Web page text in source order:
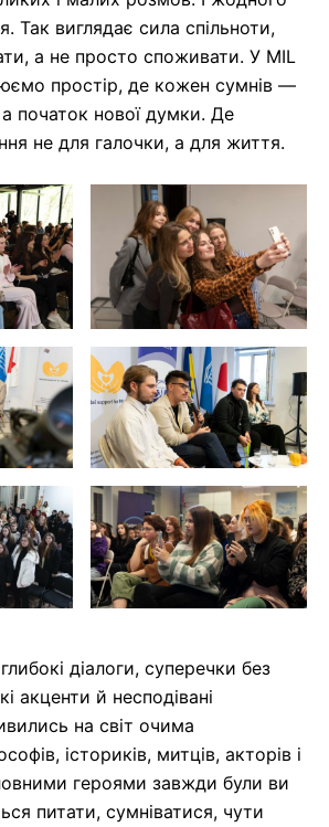
Так виглядає сила спільноти,
а не просто споживати. У MIL
простір, де кожен сумнів —
а початок нової думки. Де
не для галочки, а для життя.
діалоги, суперечки без
акценти й несподівані
на світ очима
істориків, митців, акторів і
героями завжди були ви
питати, сумніватися, чути